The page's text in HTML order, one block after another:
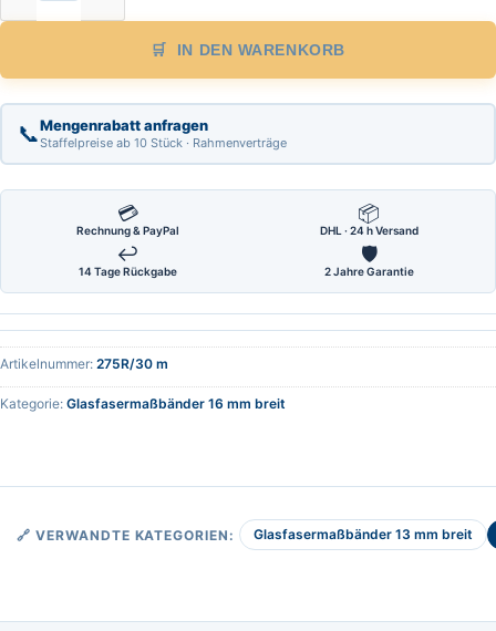
IN DEN WARENKORB
📞Mengenrabatt anfragen
Staffelpreise ab 10 Stück · Rahmenverträge
💳
Rechnung & PayPal
📦
DHL · 24 h Versand
↩
14 Tage Rückgabe
🛡
2 Jahre Garantie
Artikelnummer: 275R/30 m
Kategorie: Glasfasermaßbänder 16 mm breit
🔗 VERWANDTE KATEGORIEN: Glasfasermaßbänder 13 mm breit